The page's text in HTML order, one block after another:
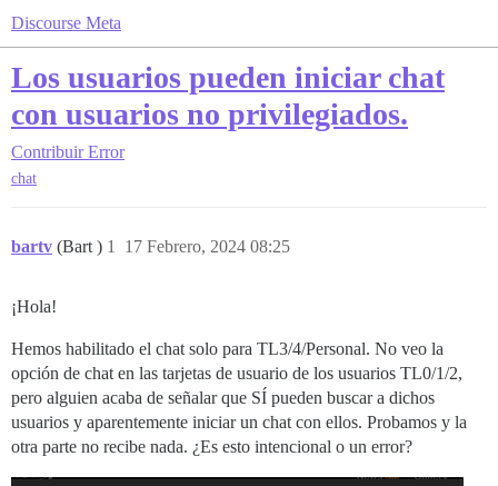
Discourse Meta
Los usuarios pueden iniciar chat
con usuarios no privilegiados.
Contribuir Error
chat
bartv (Bart ) 17 Febrero, 2024 08:25
1
¡Hola!
Hemos habilitado el chat solo para TL3/4/Personal. No veo la
opción de chat en las tarjetas de usuario de los usuarios TL0/1/2,
pero alguien acaba de señalar que SÍ pueden buscar a dichos
usuarios y aparentemente iniciar un chat con ellos. Probamos y la
otra parte no recibe nada. ¿Es esto intencional o un error?